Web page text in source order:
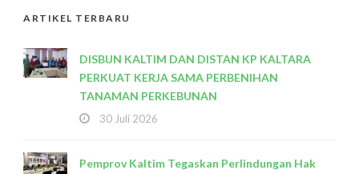
ARTIKEL TERBARU
DISBUN KALTIM DAN DISTAN KP KALTARA
PERKUAT KERJA SAMA PERBENIHAN
TANAMAN PERKEBUNAN
30 Juli 2026
Pemprov Kaltim Tegaskan Perlindungan Hak